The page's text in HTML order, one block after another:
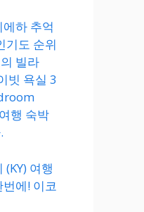
하 추억
기도 순위
빌라
빗 욕실 3
행 숙박
여행
에! 이코